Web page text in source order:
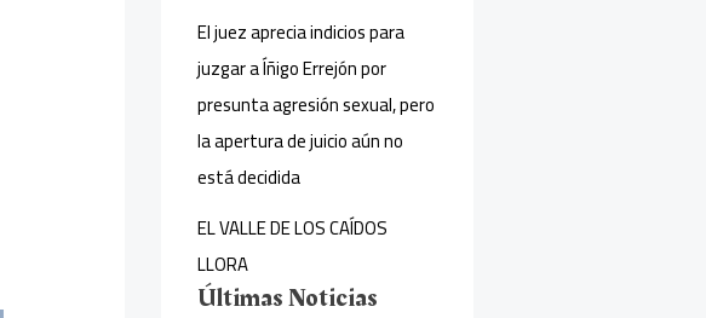
El juez aprecia indicios para
juzgar a Íñigo Errejón por
presunta agresión sexual, pero
la apertura de juicio aún no
está decidida
EL VALLE DE LOS CAÍDOS
LLORA
Últimas Noticias